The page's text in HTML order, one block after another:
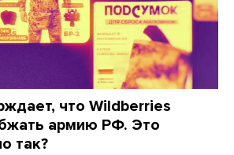
что Wildberries
армию РФ. Это
так?